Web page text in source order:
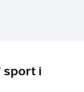
sport i